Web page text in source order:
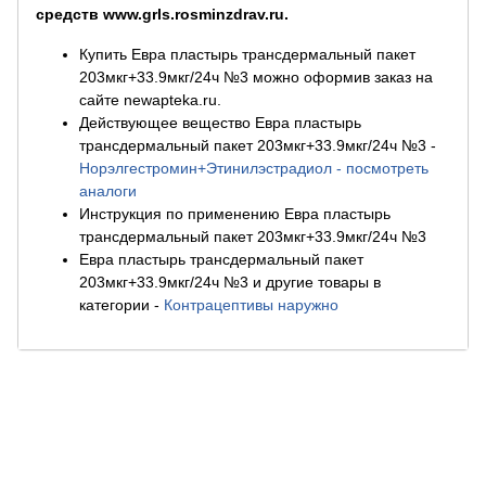
средств www.grls.rosminzdrav.ru.
Купить Евра пластырь трансдермальный пакет
203мкг+33.9мкг/24ч №3 можно оформив заказ на
сайте newapteka.ru.
Действующее вещество Евра пластырь
трансдермальный пакет 203мкг+33.9мкг/24ч №3 -
Норэлгестромин+Этинилэстрадиол - посмотреть
аналоги
Инструкция по применению Евра пластырь
трансдермальный пакет 203мкг+33.9мкг/24ч №3
Евра пластырь трансдермальный пакет
203мкг+33.9мкг/24ч №3 и другие товары в
категории - Контрацептивы наружно